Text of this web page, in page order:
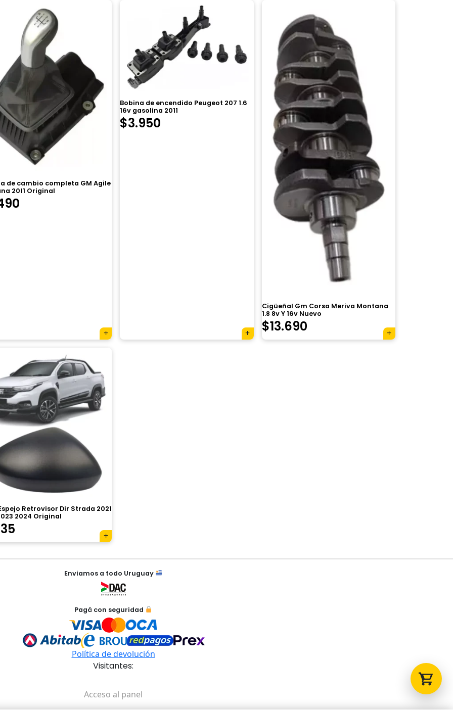
de cambio completa GM Agile
2011 Original
Bobina de encendido Peugeot 207 1.6
16v gasolina 2011
$3.950
Cigüeñal Gm Corsa Meriva Montana
1.8 8v Y 16v Nuevo
El
precio
$13.690El
precio
Retrovisor Dir Strada 2021
2024 Original
Enviamos a todo Uruguay
Pagá con seguridad
Política de devolución
Visitantes:
Acceso al panel